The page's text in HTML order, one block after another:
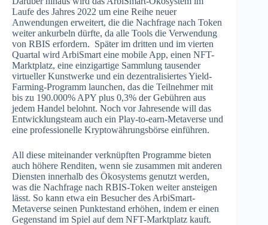
Laufe des Jahres 2022 um eine Reihe neuer
Anwendungen erweitert, die die Nachfrage nach Token
weiter ankurbeln dürfte, da alle Tools die Verwendung
von RBIS erfordern. Später im dritten und im vierten
Quartal wird ArbiSmart eine mobile App, einen NFT-
Marktplatz, eine einzigartige Sammlung tausender
virtueller Kunstwerke und ein dezentralisiertes Yield-
Farming-Programm launchen, das die Teilnehmer mit
bis zu 190.000% APY plus 0,3% der Gebühren aus
jedem Handel belohnt. Noch vor Jahresende will das
Entwicklungsteam auch ein Play-to-earn-Metaverse und
eine professionelle Kryptowährungsbörse einführen.
All diese miteinander verknüpften Programme bieten
auch höhere Renditen, wenn sie zusammen mit anderen
Diensten innerhalb des Ökosystems genutzt werden,
was die Nachfrage nach RBIS-Token weiter ansteigen
lässt. So kann etwa ein Besucher des ArbiSmart-
Metaverse seinen Punktestand erhöhen, indem er einen
Gegenstand im Spiel auf dem NFT-Marktplatz kauft.